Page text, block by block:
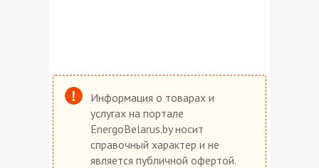
Информация о товарах и
услугах на портале
EnergoBelarus.by носит
справочный характер и не
является публичной офертой.